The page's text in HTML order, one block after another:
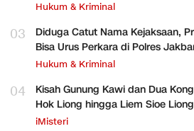
Hukum & Kriminal
03
Diduga Catut Nama Kejaksaan,
Bisa Urus Perkara di Polres
Hukum & Kriminal
04
Kisah Gunung Kawi dan Dua
Hok Liong hingga Liem Sioe Liong
iMisteri